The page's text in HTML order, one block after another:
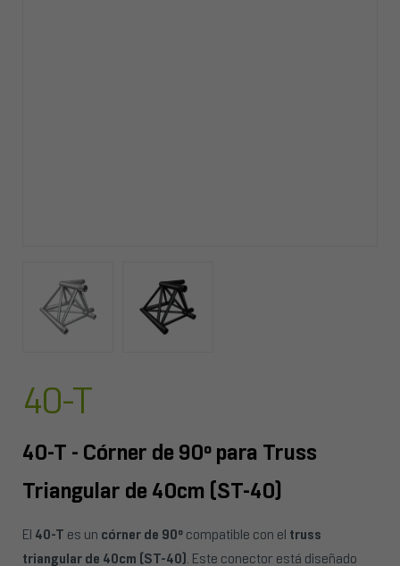
40-T
40-T - Córner de 90º para Truss
Triangular de 40cm (ST-40)
El 40-T es un córner de 90º compatible con el truss
triangular de 40cm (ST-40) . Este conector está diseñado